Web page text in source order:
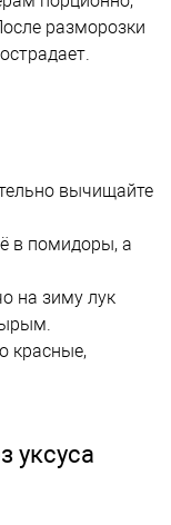
разморозки
вычищайте
в помидоры, а
на зиму лук
красные,
уксуса